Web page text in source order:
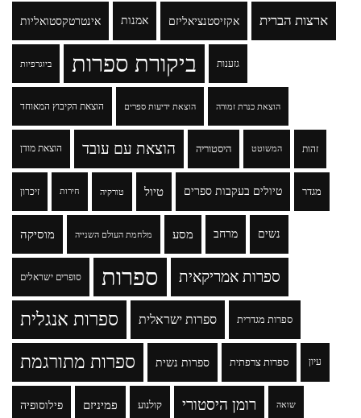
אינטרטקסטואליות אמנות אקזיסטנציאליזם ארצות הברית
ביוגרפיות ביקורת ספרות גזענות
הוצאת הקיבוץ המאוחד הוצאת ידיעות ספרים הוצאת כנרת זמורה
הוצאת מודן הוצאת עם עובד היסטוריה המשוטט זהות
זיכרון חירות טורקיה טיול טיולים בעקבות ספרים מגדר
מוסיקה מלחמת העולם השנייה מסע מרחב נשים
סופרים ישראלים ספרות ספרות אמריקאית
ספרות אנגלית ספרות ישראלית ספרות מגדרית
ספרות מתורגמת ספרות נשית ספרות צרפתית עיון
פילוסופיה פמיניזם קולנוע רומן היסטורי שואה